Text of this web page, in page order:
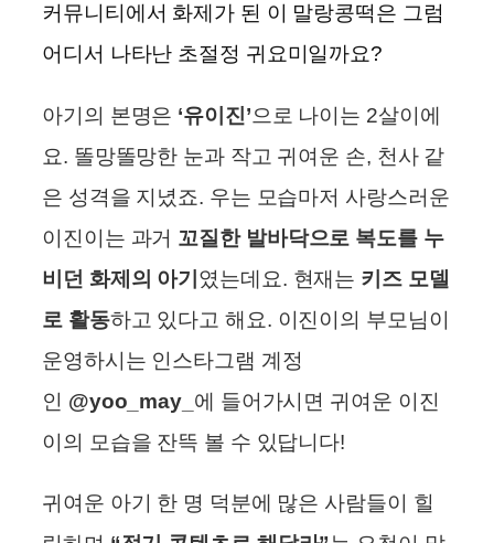
커뮤니티에서 화제가 된 이 말랑콩떡은 그럼
어디서 나타난 초절정 귀요미일까요?
아기의 본명은 ‘유이진’으로 나이는 2살이에
요. 똘망똘망한 눈과 작고 귀여운 손, 천사 같
은 성격을 지녔죠. 우는 모습마저 사랑스러운
이진이는 과거 꼬질한 발바닥으로 복도를 누
비던 화제의 아기 였는데요. 현재는 키즈 모델
로 활동하고 있다고 해요. 이진이의 부모님이
운영하시는 인스타그램 계정
인 @yoo_may_ 에 들어가시면 귀여운 이진
이의 모습을 잔뜩 볼 수 있답니다!
귀여운 아기 한 명 덕분에 많은 사람들이 힐